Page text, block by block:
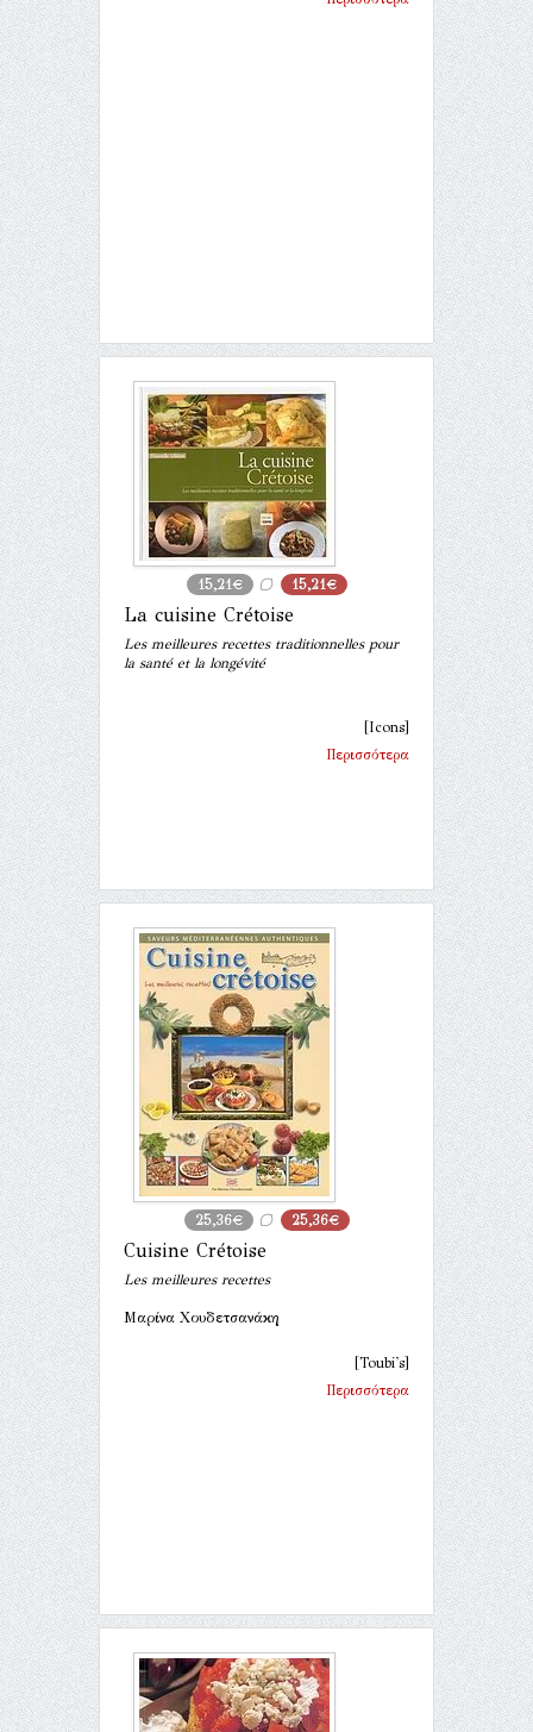
15,21€ 15,21€
La cuisine Crétoise
Les meilleures recettes traditionnelles pour
la santé et la longévité
[Icons]
Περισσότερα
25,36€ 25,36€
Cuisine Crétoise
Les meilleures recettes
Μαρίνα Χουδετσανάκη
[Toubi's]
Περισσότερα